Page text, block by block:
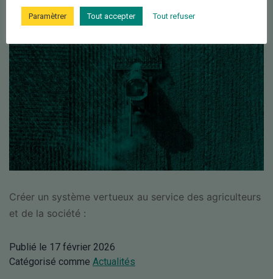
Créer un système vertueux au service des agriculteurs
et de la société :
Publié le 17 février 2026
Catégorisé comme Actualités
Paramètrer Tout accepter Tout refuser